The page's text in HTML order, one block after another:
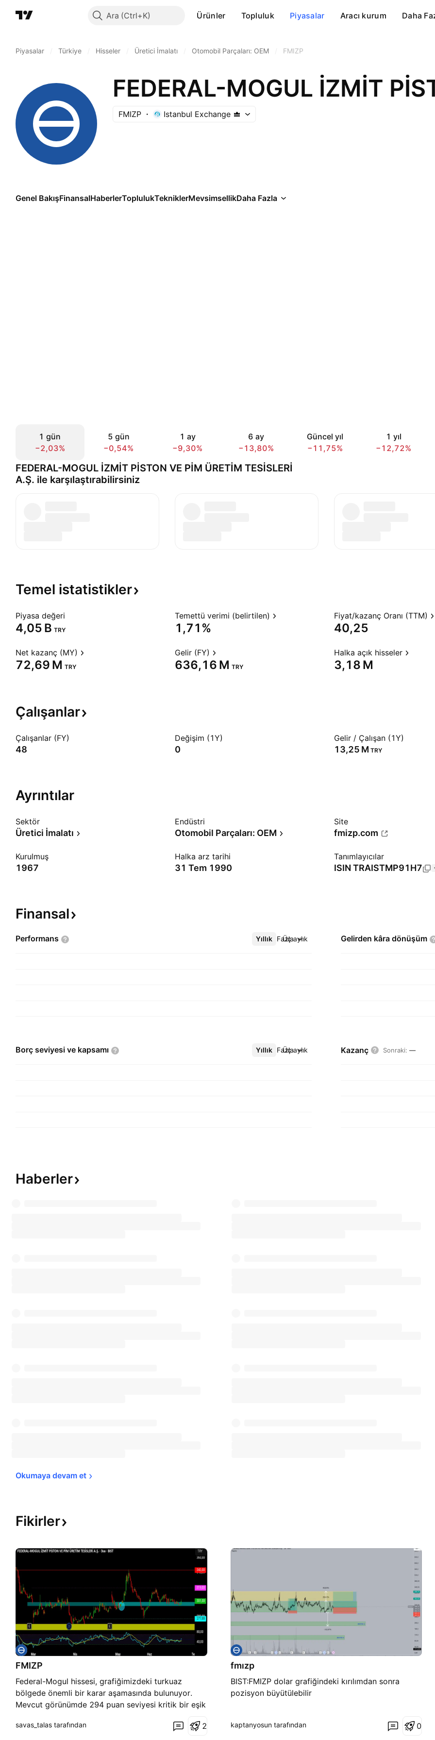
Ara Ürünler Topluluk Piyasalar Aracı kurum Daha
Piyasalar Türkiye Hisseler Üretici İmalatı Otomobil Parçaları: OEM FMIZP
FMIZP Istanbul Exchange
Genel BakışFinansalHaberlerToplulukTekniklerMevsimsellikDaha Fazla
1 gün
−2,03%
5 gün
−0,54%
1 ay
−9,30%
6 ay
−13,80%
Güncel yıl
−11,75%
1 yıl
−12,72%
FEDERAL-MOGUL İZMİT PİSTON VE PİM ÜRETİM TESİSLERİ
A.Ş. ile karşılaştırabilirsiniz
Temel istatistikler
Piyasa değeri
‪4,05 B‬ TRY
Temettü verimi (belirtilen)
1,71%
Fiyat/kazanç Oranı (TTM)
40,25
Net kazanç (MY)
‪72,69 M‬ TRY
Gelir (FY)
‪636,16 M‬ TRY
Halka açık hisseler
‪3,18 M‬
Çalışanlar
Çalışanlar (FY)
48
Değişim (1Y)
0
Gelir / Çalışan (1Y)
‪13,25 M‬ TRY
Ayrıntılar
Sektör
Üretici İmalatı
Endüstri
Otomobil Parçaları: OEM
Site
fmizp.com
Kurulmuş
1967
Halka arz tarihi
31 Tem 1990
Tanımlayıcılar
ISIN TRAISTMP91H7
Finansal
Performans Yıllık Üç aylık
Daha Fazla Gelirden kâra dönüşüm
Borç seviyesi ve kapsamı Yıllık Üç aylık
Daha Fazla Kazanç Sonraki: —
Haberler
Okumaya devam et
Fikirler
FMIZP
Federal-Mogul hissesi, grafiğimizdeki turkuaz
bölgede önemli bir karar aşamasında bulunuyor.
Mevcut görünümde 294 puan seviyesi kritik bir eşik
kalıcılık sağlaması halinde turkuaz karar bölgesi
savas_talas tarafından 2
fmızp
BIST:FMIZP dolar grafiğindeki kırılımdan sonra
pozisyon büyütülebilir
kaptanyosun tarafından 0